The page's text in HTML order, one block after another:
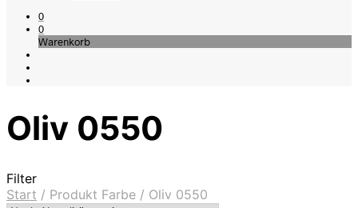
0
0
Warenkorb
Oliv 0550
Filter
Start / Produkt Farbe / Oliv 0550